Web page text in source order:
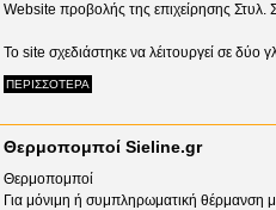
Website προβολής της επιχείρησης Στυλ.
To site σχεδιάστηκε να λέιτουργεί σε δύο
ΠΕΡΙΣΣΟΤΕΡΑ
Θερμοπομποί Sieline.gr
Θερμοπομποί
Για μόνιμη ή συμπληρωματική θέρμανση